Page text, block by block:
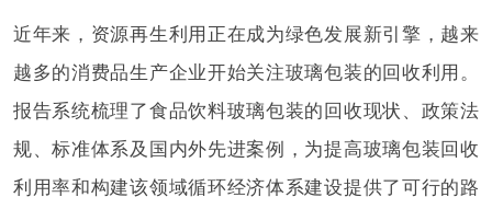
近年来，资源再生利用正在成为绿色发展新引擎，越来
越多的消费品生产企业开始关注玻璃包装的回收利用。
报告系统梳理了食品饮料玻璃包装的回收现状、政策法
规、标准体系及国内外先进案例，为提高玻璃包装回收
利用率和构建该领域循环经济体系建设提供了可行的路